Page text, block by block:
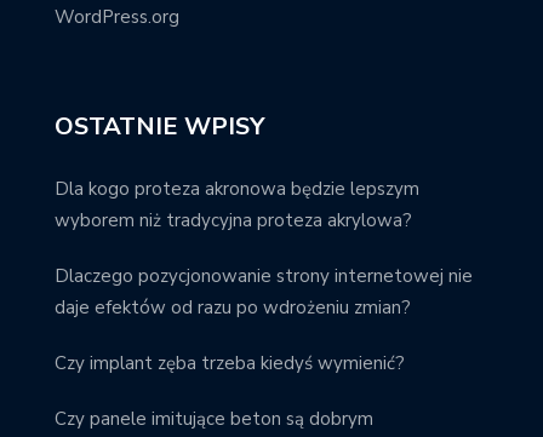
WordPress.org
OSTATNIE WPISY
Dla kogo proteza akronowa będzie lepszym
wyborem niż tradycyjna proteza akrylowa?
Dlaczego pozycjonowanie strony internetowej nie
daje efektów od razu po wdrożeniu zmian?
Czy implant zęba trzeba kiedyś wymienić?
Czy panele imitujące beton są dobrym